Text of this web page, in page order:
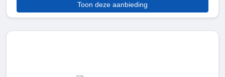
Toon deze aanbieding